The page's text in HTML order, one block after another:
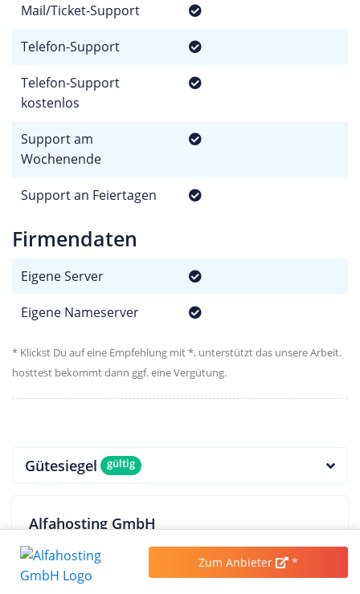
Mail/Ticket-Support
Telefon-Support
Telefon-Support
kostenlos
Support am
Wochenende
Support an Feiertagen
Firmendaten
Eigene Server
Eigene Nameserver
* Klickst Du auf eine Empfehlung mit *, unterstützt das unsere Arbeit.
hosttest bekommt dann ggf. eine Vergütung.
Gütesiegel gültig
Alfahosting GmbH
Halle, Deutschland
0345/279580
Zum Anbieter *